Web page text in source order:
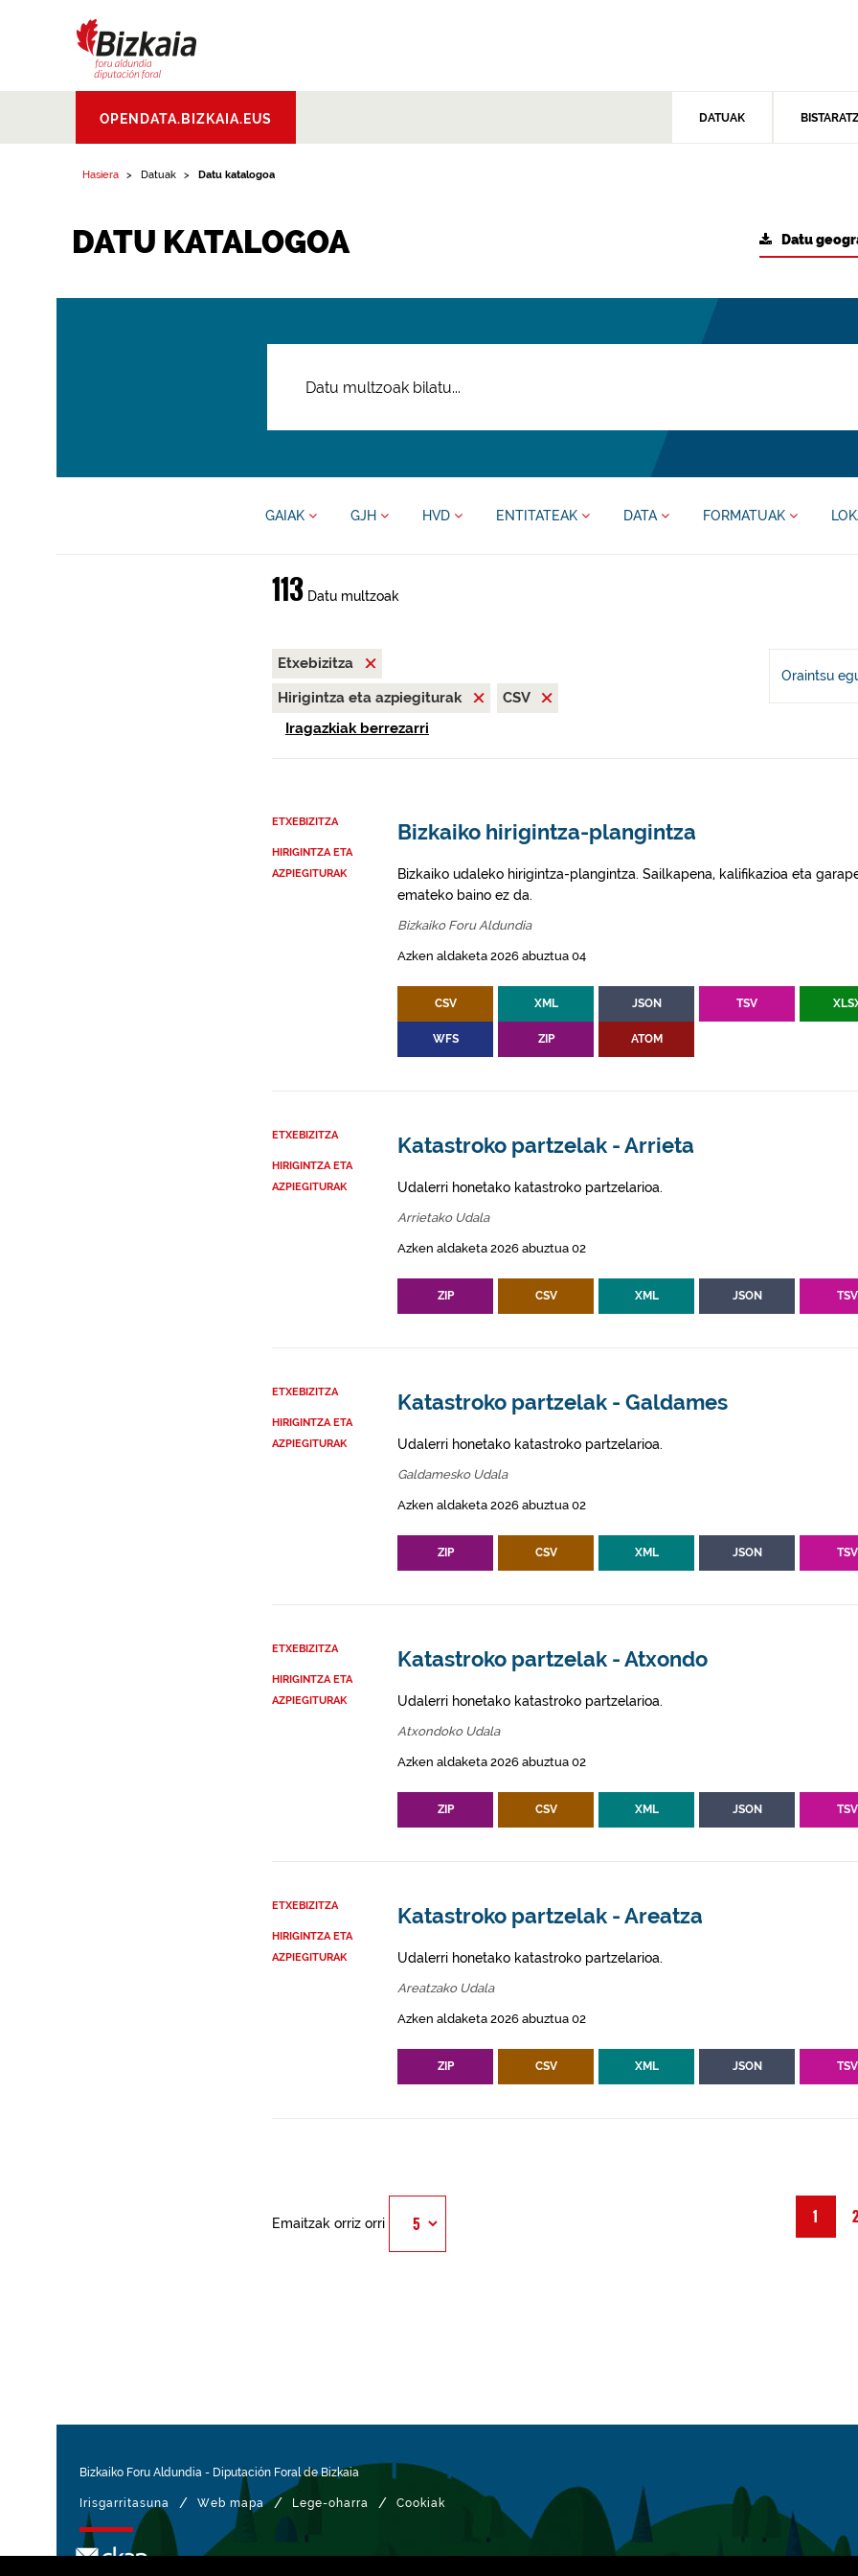
Aldundia.Diputacion
Foral de Bizkaia
OPENDATA.BIZKAIA.EUS DATUAK
Hasiera Datuak Datu katalogoa
DATU KATALOGOA Datu
GAIAK GJH HVD ENTITATEAK DATA FORMATUAK
113Datu multzoak
Etxebizitza
Hirigintza eta azpiegiturak
CSV
Iragazkiak berrezarri
Oraintsu
ETXEBIZITZA
HIRIGINTZA ETA
AZPIEGITURAK
Bizkaiko hirigintza-plangintza
Bizkaiko udaleko hirigintza-plangintza. Sailkapena, kalifikazioa eta
emateko baino ez da.
Bizkaiko Foru Aldundia
Azken aldaketa 2026 abuztua 04
CSV XML JSON TSV
WFS ZIP ATOM
ETXEBIZITZA
HIRIGINTZA ETA
AZPIEGITURAK
Katastroko partzelak - Arrieta
Udalerri honetako katastroko partzelarioa.
Arrietako Udala
Azken aldaketa 2026 abuztua 02
ZIP CSV XML JSON TSV
ETXEBIZITZA
HIRIGINTZA ETA
AZPIEGITURAK
Katastroko partzelak - Galdames
Udalerri honetako katastroko partzelarioa.
Galdamesko Udala
Azken aldaketa 2026 abuztua 02
ZIP CSV XML JSON TSV
ETXEBIZITZA
HIRIGINTZA ETA
AZPIEGITURAK
Katastroko partzelak - Atxondo
Udalerri honetako katastroko partzelarioa.
Atxondoko Udala
Azken aldaketa 2026 abuztua 02
ZIP CSV XML JSON TSV
ETXEBIZITZA
HIRIGINTZA ETA
AZPIEGITURAK
Katastroko partzelak - Areatza
Udalerri honetako katastroko partzelarioa.
Areatzako Udala
Azken aldaketa 2026 abuztua 02
ZIP CSV XML JSON TSV
1 2
Emaitzak orriz orri
Bizkaiko Foru Aldundia - Diputación Foral de Bizkaia
Irisgarritasuna / Web mapa / Lege-oharra / Cookiak